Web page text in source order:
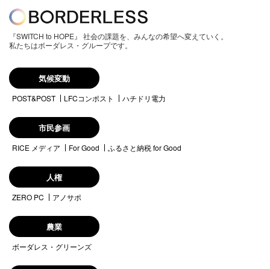
『SWITCH to HOPE』 社会の課題を、みんなの希望へ変えていく。
私たちはボーダレス・グループです。
気候変動
POST&POST LFCコンポスト ハチドリ電力
市民参画
RICE メディア For Good ふるさと納税 for Good
人権
ZERO PC アノサポ
農業
ボーダレス・グリーンズ